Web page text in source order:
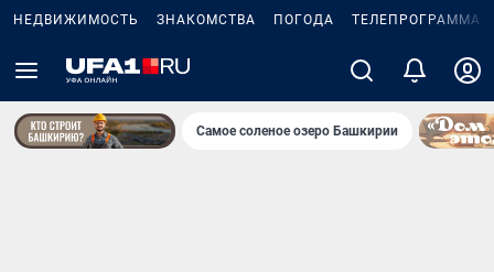
НЕДВИЖИМОСТЬ ЗНАКОМСТВА ПОГОДА ТЕЛЕПРОГРАММА
Самое соленое озеро Башкирии